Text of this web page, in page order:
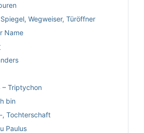
Wegweiser, Türöffner
Name
– Triptychon
bin
, Tochterschaft
Paulus